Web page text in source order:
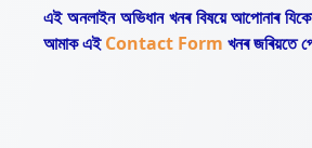
এই অনলাইন অভিধান খনৰ বিষয়ে আপোনাৰ
আমাক এইContact Form খনৰ জৰিয়তে